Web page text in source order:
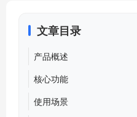
文章目录
产品概述
核心功能
使用场景